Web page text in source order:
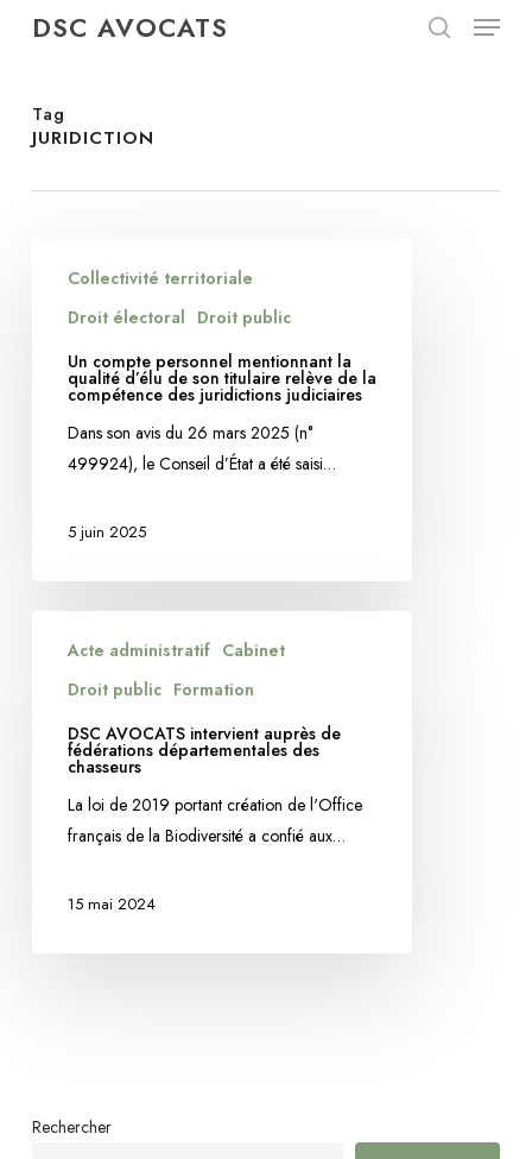
content
DSC AVOCATS Menu
Tag
JURIDICTION
compte
personnel
qualité
titulaire
compétence
judiciaires
Collectivité territoriale
Droit électoral Droit public
Un compte personnel mentionnant la
qualité d’élu de son titulaire relève de la
compétence des juridictions judiciaires
Dans son avis du 26 mars 2025 (n°
499924), le Conseil d’État a été saisi…
5 juin 2025
AVOCATS
intervient
fédérations
départementales
Acte administratif Cabinet
Droit public Formation
DSC AVOCATS intervient auprès de
fédérations départementales des
chasseurs
La loi de 2019 portant création de l'Office
français de la Biodiversité a confié aux…
15 mai 2024
Rechercher